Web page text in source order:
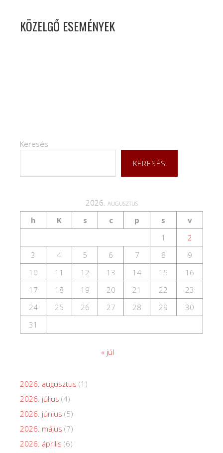
KÖZELGŐ ESEMÉNYEK
Keresés
KERESÉS
2026. augusztus
h
K s c p s
v
1
2
3
4 5 6 7 8
9
10
11 12 13 14 15
16
17
18 19 20 21 22
23
24
25 26 27 28 29
30
31
« júl
2026. augusztus (1)
2026. július (4)
2026. június (5)
2026. május (7)
2026. április (6)